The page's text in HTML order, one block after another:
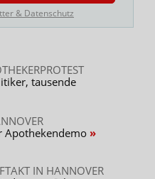
& Datenschutz
tausende
Apothekendemo
IN HANNOVER